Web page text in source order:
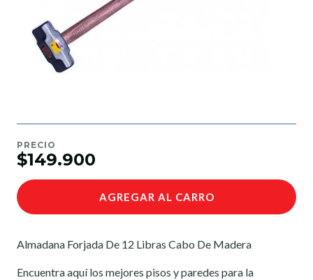
PRECIO
$149.900
AGREGAR AL CARRO
Almadana Forjada De 12 Libras Cabo De Madera
Encuentra aquí los mejores pisos y paredes para la